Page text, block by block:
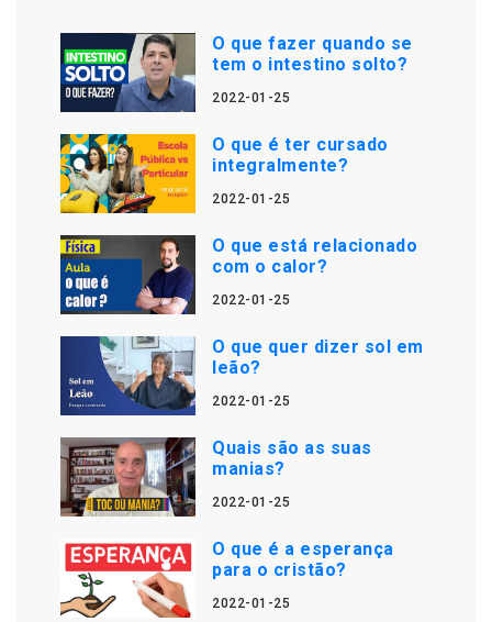
O que fazer quando se
tem o intestino solto?
2022-01-25
O que é ter cursado
integralmente?
2022-01-25
O que está relacionado
com o calor?
2022-01-25
O que quer dizer sol em
leão?
2022-01-25
Quais são as suas
manias?
2022-01-25
O que é a esperança
para o cristão?
2022-01-25